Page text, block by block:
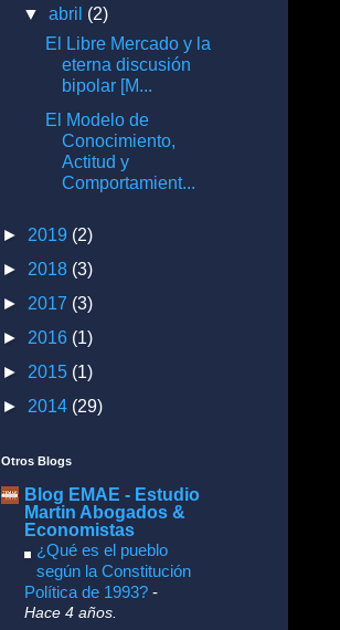
▼abril (2)
El Libre Mercado y la
eterna discusión
bipolar [M...
El Modelo de
Conocimiento,
Actitud y
Comportamient...
► 2019 (2)
► 2018 (3)
► 2017 (3)
► 2016 (1)
► 2015 (1)
► 2014 (29)
Otros Blogs
Blog EMAE - Estudio
Martin Abogados &
Economistas
¿Qué es el pueblo
según la Constitución
Política de 1993? -
Hace 4 años.